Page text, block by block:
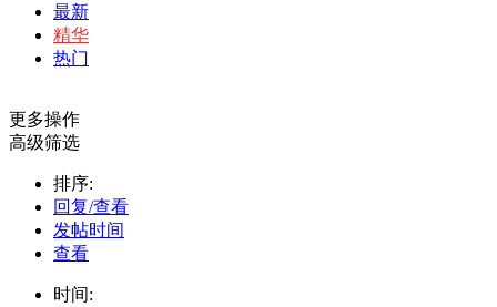
最新
精华
热门
更多操作
高级筛选
排序:
回复/查看
发帖时间
查看
时间: